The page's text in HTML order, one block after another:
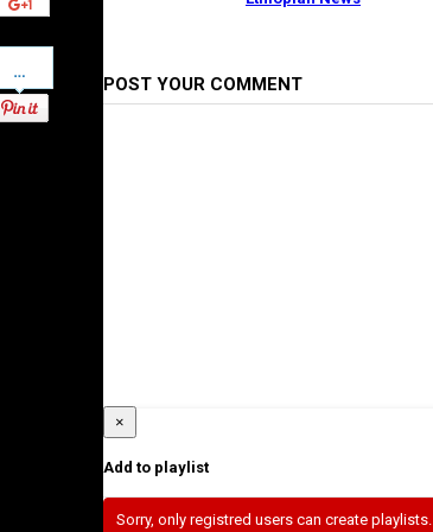
Pinterest
POST YOUR COMMENT
×
Add to playlist
Sorry, only registred users can create playlists.